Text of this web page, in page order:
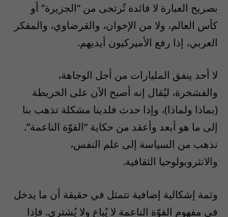
بصريح العبارة لا فائدة تُرتجى من “الجزيرة” أو
كأس العالم، ولا من الإخوان، والقرضاوي، والمفكر
العربي، إذا رفع الأميركيون أيديهم.
لا أحد ينفق المليارات من أجل الوجاهة،
والفشخرة، ليُقال إنه أصبح الآن على الخريطة
(بماذا ولماذا)، وإذا حدث فلدينا مشكلة تذهب بنا
إلى ما هو أبعد وأعقد من حكاية “القوّة الناعمة”.
نذهب من السياسة إلى علم النفس،
والانثروبولوجيا الثقافية.
وثمة إشكالية إضافية تتمثل في حقيقة أن ما يدخل
في مفهوم القوّة الناعمة لا يُباع ولا يُشترى. فإذا